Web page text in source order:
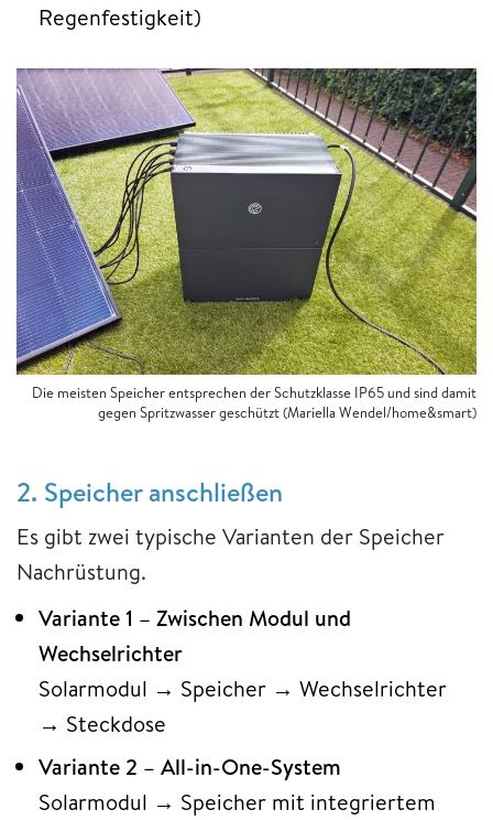
Regenfestigkeit)
Die meisten Speicher entsprechen der Schutzklasse IP65 und sind damit
gegen Spritzwasser geschützt (Mariella Wendel/home&smart)
2. Speicher anschließen
Es gibt zwei typische Varianten der Speicher
Nachrüstung.
Variante 1 – Zwischen Modul und
Wechselrichter
Solarmodul → Speicher → Wechselrichter
→ Steckdose
Variante 2 – All-in-One-System
Solarmodul → Speicher mit integriertem